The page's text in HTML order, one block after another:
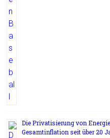
Die Privatisierung von
Gesamtinflation seit über 20